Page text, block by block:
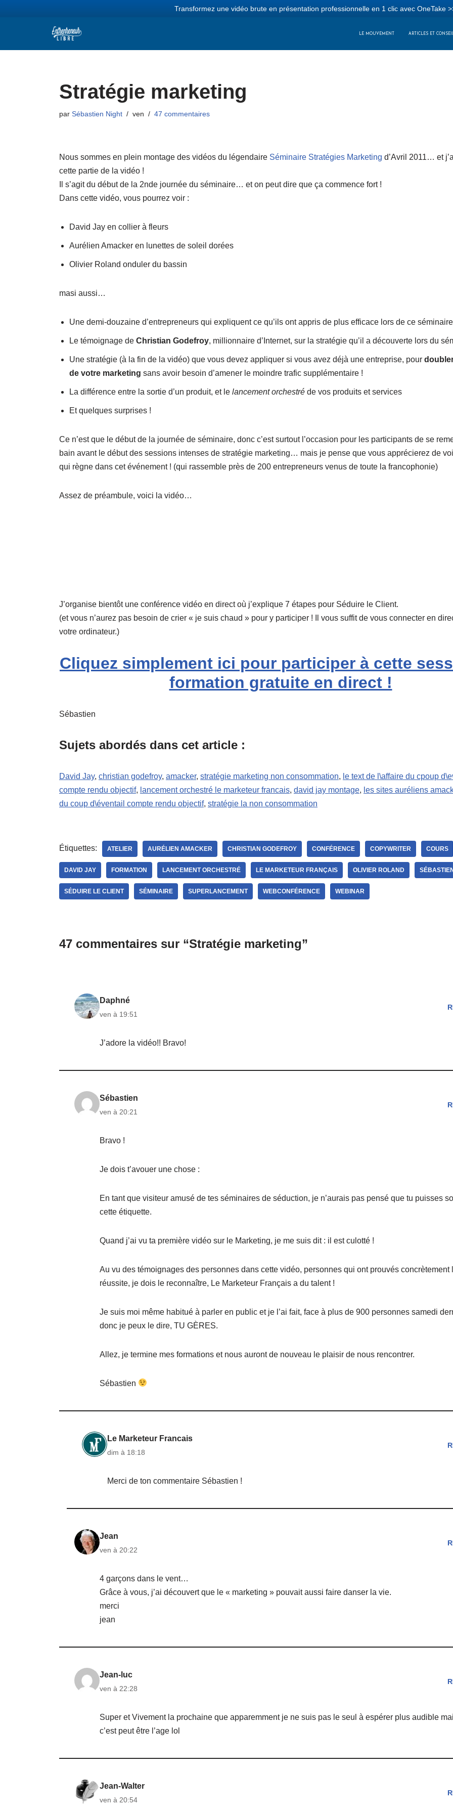
Transformez une vidéo brute en présentation professionnelle en 1 clic avec OneTake
LE MOUVEMENT ARTICLES ET
Stratégie marketing
par Sébastien Night ven 47 commentaires
Nous sommes en plein montage des vidéos du légendaire Séminaire Stratégies Marketing d’Avril 2011… et
cette partie de la vidéo !
Il s’agit du début de la 2nde journée du séminaire… et on peut dire que ça commence fort !
Dans cette vidéo, vous pourrez voir :
David Jay en collier à fleurs
Aurélien Amacker en lunettes de soleil dorées
Olivier Roland onduler du bassin
masi aussi…
Une demi-douzaine d’entrepreneurs qui expliquent ce qu’ils ont appris de plus efficace lors de ce séminaire
Le témoignage de Christian Godefroy, millionnaire d’Internet, sur la stratégie qu’il a découverte lors du
Une stratégie (à la fin de la vidéo) que vous devez appliquer si vous avez déjà une entreprise, pour
de votre marketing sans avoir besoin d’amener le moindre trafic supplémentaire !
La différence entre la sortie d’un produit, et le lancement orchestré de vos produits et services
Et quelques surprises !
Ce n’est que le début de la journée de séminaire, donc c’est surtout l’occasion pour les participants de se
bain avant le début des sessions intenses de stratégie marketing… mais je pense que vous apprécierez de
qui règne dans cet événement ! (qui rassemble près de 200 entrepreneurs venus de toute la francophonie)
Assez de préambule, voici la vidéo…
J’organise bientôt une conférence vidéo en direct où j’explique 7 étapes pour Séduire le Client.
(et vous n’aurez pas besoin de crier « je suis chaud » pour y participer ! Il vous suffit de vous connecter en
votre ordinateur.)
Cliquez simplement ici pour participer à cette
formation gratuite en direct !
Sébastien
Sujets abordés dans cet article :
David Jay, christian godefroy, amacker, stratégie marketing non consommation, le text de l\affaire du cpoup
compte rendu objectif, lancement orchestré le marketeur francais, david jay montage, les sites auréliens
du coup d\éventail compte rendu objectif, stratégie la non consommation
Étiquettes: ATELIER AURÉLIEN AMACKER CHRISTIAN GODEFROY CONFÉRENCE COPYWRITER COURS
DAVID JAY FORMATION LANCEMENT ORCHESTRÉ LE MARKETEUR FRANÇAIS OLIVIER ROLAND
SÉDUIRE LE CLIENT SÉMINAIRE SUPERLANCEMENT WEBCONFÉRENCE WEBINAR
47 commentaires sur “Stratégie marketing”
Daphné
ven à 19:51
J’adore la vidéo!! Bravo!
Sébastien
ven à 20:21
Bravo !
Je dois t’avouer une chose :
En tant que visiteur amusé de tes séminaires de séduction, je n’aurais pas pensé que tu puisses
cette étiquette.
Quand j’ai vu ta première vidéo sur le Marketing, je me suis dit : il est culotté !
Au vu des témoignages des personnes dans cette vidéo, personnes qui ont prouvés concrètement
réussite, je dois le reconnaître, Le Marketeur Français a du talent !
Je suis moi même habitué à parler en public et je l’ai fait, face à plus de 900 personnes samedi
donc je peux le dire, TU GÈRES.
Allez, je termine mes formations et nous auront de nouveau le plaisir de nous rencontrer.
Sébastien
Le Marketeur Francais
dim à 18:18
Merci de ton commentaire Sébastien !
Jean
ven à 20:22
4 garçons dans le vent…
Grâce à vous, j’ai découvert que le « marketing » pouvait aussi faire danser la vie.
merci
jean
Jean-luc
ven à 22:28
Super et Vivement la prochaine que apparemment je ne suis pas le seul à espérer plus audible
c’est peut être l’age lol
Jean-Walter
ven à 20:54